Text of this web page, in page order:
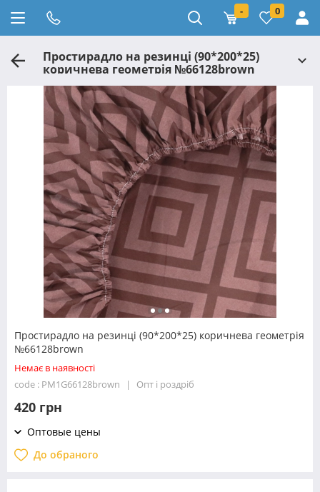
- 0
Простирадло на резинці (90*200*25)
коричнева геометрія №66128brown
Простирадло на резинці (90*200*25) коричнева геометрія
№66128brown
Немає в наявності
code : PM1G66128brown
Опт і роздріб
420 грн
Оптовые цены
До обраного